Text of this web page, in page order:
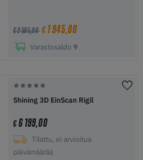
€ 2 595,00 € 1 945,00
Varastosaldo 9
Shining 3D EinScan Rigil
€6 199,00
Tilattu, ei arvioitua
päivämäärää